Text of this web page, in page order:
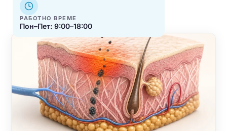
Нашата история
LiverGuard
Какво е LiverGuard
Ползи от LiverGuard
Съставки на LiverGuard
Често задавани въпроси – LiverGuard
РАБОТНО ВРЕМЕ
Пон–Пет: 9:00–18:00